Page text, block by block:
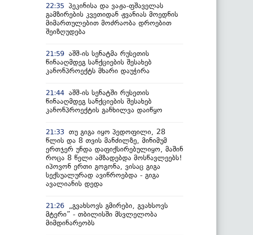
22:35 პეკინისა და ვაჟა-ფშაველას
გამზირების კვეთიდან ჟვანიას მოედნის
მიმართულებით მოძრაობა დროებით
შეიზღუდება
21:59 აშშ-ის სენატმა რუსეთის
წინააღმდეგ სანქციების შესახებ
კანონპროექტს მხარი დაუჭირა
21:44 აშშ-ის სენატში რუსეთის
წინააღმდეგ სანქციების შესახებ
კანონპროექტის განხილვა დაიწყო
21:33 თუ გიგა იყო პედოფილი, 28
წლის და 8 თვის მანძილზე, მინიმუმ
ერთჯერ უნდა დაფიქსირებულიყო, მაშინ
როცა 8 წელი ამზადებდა მოსწავლეებს!
იპოვონ ერთი გოგონა, ვისაც გიგა
სექსუალურად ავიწროებდა - გიგა
ავალიანის დედა
21:26
„გვახსოვს გმირები, გვახსოვს
მტერი” - თბილისში მსვლელობა
მიმდინარეობს